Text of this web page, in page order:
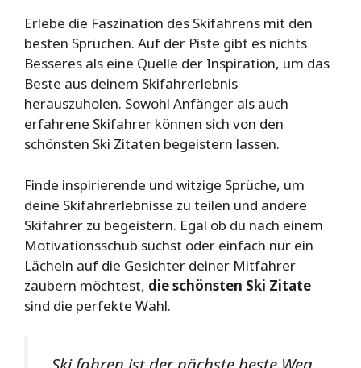
Erlebe die Faszination des Skifahrens mit den
besten Sprüchen. Auf der Piste gibt es nichts
Besseres als eine Quelle der Inspiration, um das
Beste aus deinem Skifahrerlebnis
herauszuholen. Sowohl Anfänger als auch
erfahrene Skifahrer können sich von den
schönsten Ski Zitaten begeistern lassen.
Finde inspirierende und witzige Sprüche, um
deine Skifahrerlebnisse zu teilen und andere
Skifahrer zu begeistern. Egal ob du nach einem
Motivationsschub suchst oder einfach nur ein
Lächeln auf die Gesichter deiner Mitfahrer
zaubern möchtest, die schönsten Ski Zitate
sind die perfekte Wahl.